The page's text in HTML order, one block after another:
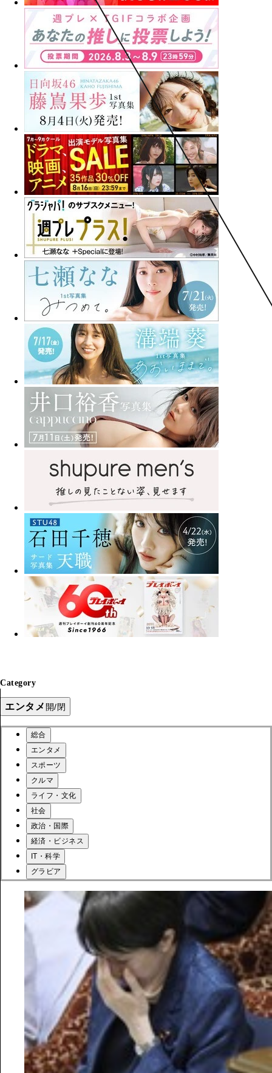
Category
エンタメ 開/閉
総合
エンタメ
スポーツ
クルマ
ライフ・文化
社会
政治・国際
経済・ビジネス
IT・科学
グラビア